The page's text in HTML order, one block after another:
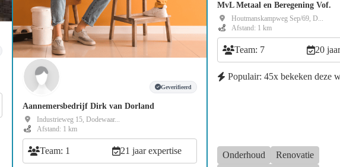
Geverifieerd
Aannemersbedrijf Dirk van Dorland
Industrieweg 15, Dodewaar...
Afstand: 1 km
Team: 1 21 jaar expertise
MvL Metaal en Beregening Vof.
Houtmanskampweg Sep/69, D...
Afstand: 1 km
Team: 7 20
Populair: 45x bekeken deze
Onderhoud Renovatie